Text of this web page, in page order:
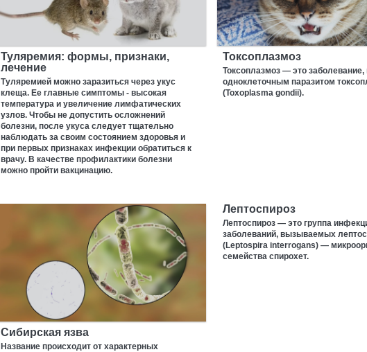
Туляремия: формы, признаки,
лечение
Туляремией можно заразиться через укус
клеща. Ее главные симптомы - высокая
температура и увеличение лимфатических
узлов. Чтобы не допустить осложнений
болезни, после укуса следует тщательно
наблюдать за своим состоянием здоровья и
при первых признаках инфекции обратиться к
врачу. В качестве профилактики болезни
можно пройти вакцинацию.
Токсоплазмоз
Токсоплазмоз — это
одноклеточным паразитом
(Toxoplasma gondii).
Сибирская язва
Название происходит от характерных
Лептоспироз
Лептоспироз — это группа
заболеваний, вызываемых
(Leptospira interrogans) —
семейства спирохет.